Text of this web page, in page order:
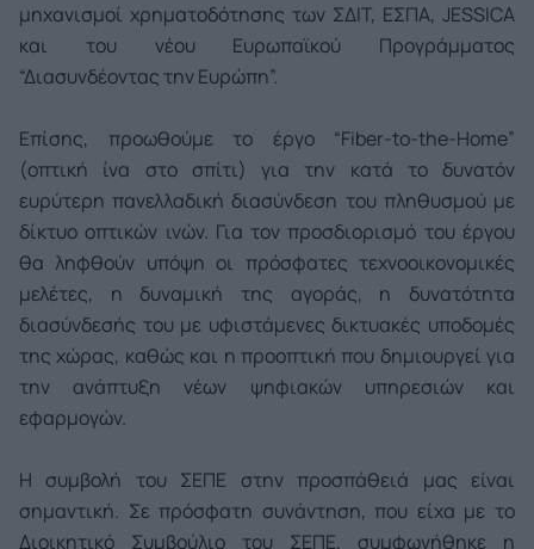
μηχανισμοί χρηματοδότησης των ΣΔΙΤ, ΕΣΠΑ, JESSICA
και του νέου Ευρωπαϊκού Προγράμματος
“Διασυνδέοντας την Ευρώπη”.
Επίσης, προωθούμε το έργο “Fiber-to-the-Home”
(οπτική ίνα στο σπίτι) για την κατά το δυνατόν
ευρύτερη πανελλαδική διασύνδεση του πληθυσμού με
δίκτυο οπτικών ινών. Για τον προσδιορισμό του έργου
θα ληφθούν υπόψη οι πρόσφατες τεχνοοικονομικές
μελέτες, η δυναμική της αγοράς, η δυνατότητα
διασύνδεσής του με υφιστάμενες δικτυακές υποδομές
της χώρας, καθώς και η προοπτική που δημιουργεί για
την ανάπτυξη νέων ψηφιακών υπηρεσιών και
εφαρμογών.
Η συμβολή του ΣΕΠΕ στην προσπάθειά μας είναι
σημαντική. Σε πρόσφατη συνάντηση, που είχα με το
Διοικητικό Συμβούλιο του ΣΕΠΕ, συμφωνήθηκε η